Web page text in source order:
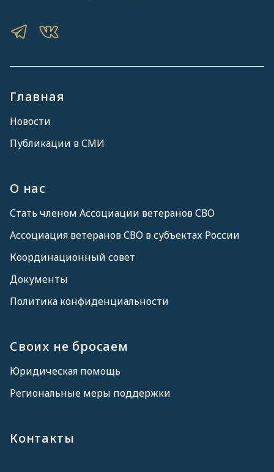
Главная
Новости
Публикации в СМИ
О нас
Стать членом Ассоциации ветеранов СВО
Ассоциация ветеранов СВО в субъектах России
Координационный совет
Документы
Политика конфиденциальности
Своих не бросаем
Юридическая помощь
Региональные меры поддержки
Контакты